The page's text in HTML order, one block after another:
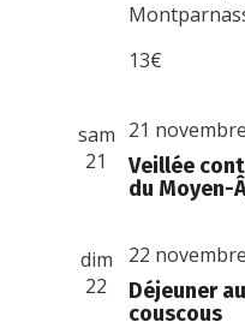
13€
sam
21
Veillée
du Moyen-
21
dim
22
Déjeuner
couscous
22